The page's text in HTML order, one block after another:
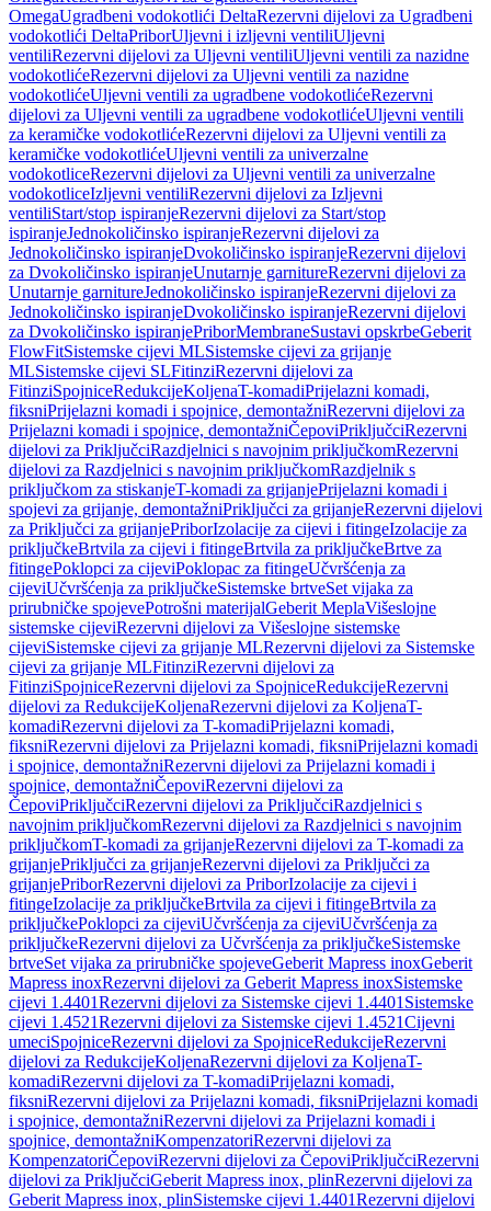
OmegaUgradbeni vodokotlići DeltaRezervni dijelovi za Ugradbeni
vodokotlići DeltaPriborUljevni i izljevni ventiliUljevni
ventiliRezervni dijelovi za Uljevni ventiliUljevni ventili za nazidne
vodokotlićeRezervni dijelovi za Uljevni ventili za nazidne
vodokotlićeUljevni ventili za ugradbene vodokotlićeRezervni
dijelovi za Uljevni ventili za ugradbene vodokotlićeUljevni ventili
za keramičke vodokotlićeRezervni dijelovi za Uljevni ventili za
keramičke vodokotlićeUljevni ventili za univerzalne
vodokotliceRezervni dijelovi za Uljevni ventili za univerzalne
vodokotliceIzljevni ventiliRezervni dijelovi za Izljevni
ventiliStart/stop ispiranjeRezervni dijelovi za Start/stop
ispiranjeJednokoličinsko ispiranjeRezervni dijelovi za
Jednokoličinsko ispiranjeDvokoličinsko ispiranjeRezervni dijelovi
za Dvokoličinsko ispiranjeUnutarnje garnitureRezervni dijelovi za
Unutarnje garnitureJednokoličinsko ispiranjeRezervni dijelovi za
Jednokoličinsko ispiranjeDvokoličinsko ispiranjeRezervni dijelovi
za Dvokoličinsko ispiranjePriborMembraneSustavi opskrbeGeberit
FlowFitSistemske cijevi MLSistemske cijevi za grijanje
MLSistemske cijevi SLFitinziRezervni dijelovi za
FitinziSpojniceRedukcijeKoljenaT-komadiPrijelazni komadi,
fiksniPrijelazni komadi i spojnice, demontažniRezervni dijelovi za
Prijelazni komadi i spojnice, demontažniČepoviPriključciRezervni
dijelovi za PriključciRazdjelnici s navojnim priključkomRezervni
dijelovi za Razdjelnici s navojnim priključkomRazdjelnik s
priključkom za stiskanjeT-komadi za grijanjePrijelazni komadi i
spojevi za grijanje, demontažniPriključci za grijanjeRezervni dijelovi
za Priključci za grijanjePriborIzolacije za cijevi i fitingeIzolacije za
priključkeBrtvila za cijevi i fitingeBrtvila za priključkeBrtve za
fitingePoklopci za cijeviPoklopac za fitingeUčvršćenja za
cijeviUčvršćenja za priključkeSistemske brtveSet vijaka za
prirubničke spojevePotrošni materijalGeberit MeplaVišeslojne
sistemske cijeviRezervni dijelovi za Višeslojne sistemske
cijeviSistemske cijevi za grijanje MLRezervni dijelovi za Sistemske
cijevi za grijanje MLFitinziRezervni dijelovi za
FitinziSpojniceRezervni dijelovi za SpojniceRedukcijeRezervni
dijelovi za RedukcijeKoljenaRezervni dijelovi za KoljenaT-
komadiRezervni dijelovi za T-komadiPrijelazni komadi,
fiksniRezervni dijelovi za Prijelazni komadi, fiksniPrijelazni komadi
i spojnice, demontažniRezervni dijelovi za Prijelazni komadi i
spojnice, demontažniČepoviRezervni dijelovi za
ČepoviPriključciRezervni dijelovi za PriključciRazdjelnici s
navojnim priključkomRezervni dijelovi za Razdjelnici s navojnim
priključkomT-komadi za grijanjeRezervni dijelovi za T-komadi za
grijanjePriključci za grijanjeRezervni dijelovi za Priključci za
grijanjePriborRezervni dijelovi za PriborIzolacije za cijevi i
fitingeIzolacije za priključkeBrtvila za cijevi i fitingeBrtvila za
priključkePoklopci za cijeviUčvršćenja za cijeviUčvršćenja za
priključkeRezervni dijelovi za Učvršćenja za priključkeSistemske
brtveSet vijaka za prirubničke spojeveGeberit Mapress inoxGeberit
Mapress inoxRezervni dijelovi za Geberit Mapress inoxSistemske
cijevi 1.4401Rezervni dijelovi za Sistemske cijevi 1.4401 Sistemske
cijevi 1.4521Rezervni dijelovi za Sistemske cijevi 1.4521Cijevni
umeciSpojniceRezervni dijelovi za SpojniceRedukcijeRezervni
dijelovi za RedukcijeKoljenaRezervni dijelovi za KoljenaT-
komadiRezervni dijelovi za T-komadiPrijelazni komadi,
fiksniRezervni dijelovi za Prijelazni komadi, fiksniPrijelazni komadi
i spojnice, demontažniRezervni dijelovi za Prijelazni komadi i
spojnice, demontažniKompenzatoriRezervni dijelovi za
KompenzatoriČepoviRezervni dijelovi za ČepoviPriključciRezervni
dijelovi za PriključciGeberit Mapress inox, plinRezervni dijelovi za
Geberit Mapress inox, plinSistemske cijevi 1.4401Rezervni dijelovi